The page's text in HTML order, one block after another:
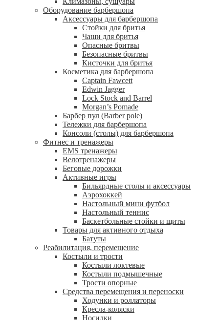
Оборудование барбершопа
Аксессуары для барбершопа
Стойки для бритья
Чаши для бритья
Опасные бритвы
Безопасные бритвы
Кисточки для бритья
Косметика для барбершопа
Captain Fawcett
Edwin Jagger
Lock Stock and Barrel
Morgan’s Pomade
Барбер пул (Barber pole)
Тележки для барбершопа
Консоли (столы) для барбершопа
Фитнес и тренажеры
EMS тренажеры
Велотренажеры
Беговые дорожки
Активные игры
Бильярдные столы и аксессуары
Аэрохоккей
Настольный мини футбол
Настольный теннис
Баскетбольные стойки и щиты
Товары для активного отдыха
Батуты
Реабилитация, перемещение
Костыли и трости
Костыли локтевые
Костыли подмышечные
Трости опорные
Средства перемещения и переноски
Ходунки и роллаторы
Кресла-коляски
Носилки